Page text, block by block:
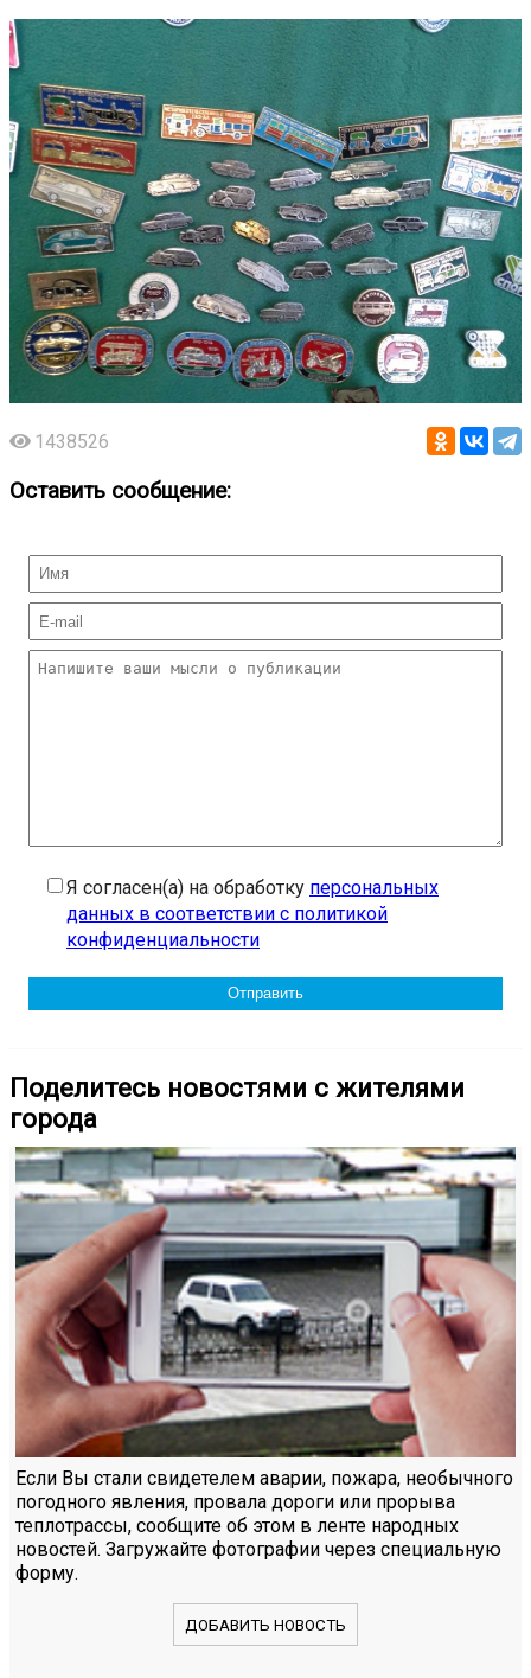
1438526
Оставить сообщение:
Я согласен(а) на обработку персональных
данных в соответствии с политикой
конфиденциальности
Поделитесь новостями с жителями
города
Если Вы стали свидетелем аварии, пожара, необычного
погодного явления, провала дороги или прорыва
теплотрассы, сообщите об этом в ленте народных
новостей. Загружайте фотографии через специальную
форму.
ДОБАВИТЬ НОВОСТЬ